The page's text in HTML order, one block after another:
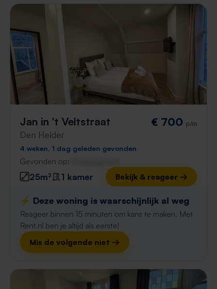
Jan in 't Veltstraat
Den Helder
€ 700 p/m
4 weken, 1 dag geleden gevonden
Gevonden op:
25m² 1 kamer Bekijk & reageer →
⚡️ Deze woning is waarschijnlijk al weg
Reageer binnen 15 minuten om kans te maken. Met
Rent.nl ben je altijd als eerste!
Mis de volgende niet →